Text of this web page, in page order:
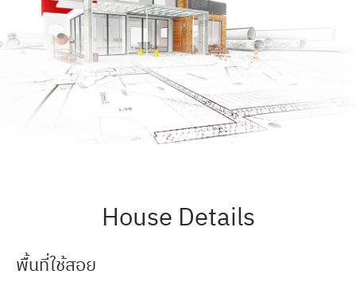
House Details
พื้นที่ใช้สอย